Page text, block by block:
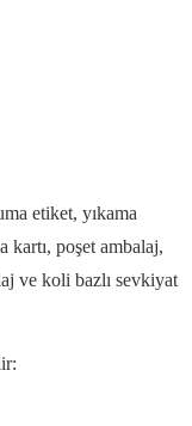
etiket, yıkama
poşet ambalaj,
ve koli bazlı sevkiyat